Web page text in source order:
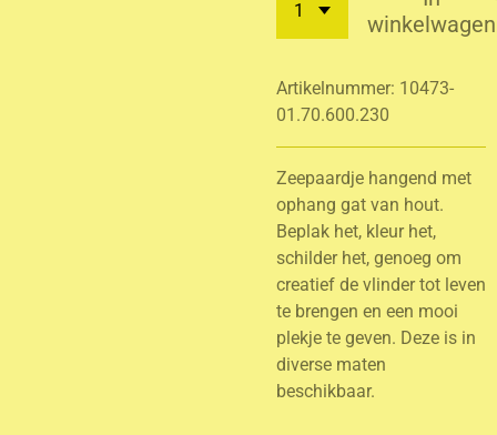
winkelwagen
Artikelnummer: 10473-
01.70.600.230
Zeepaardje hangend met
ophang gat van hout.
Beplak het, kleur het,
schilder het, genoeg om
creatief de vlinder tot leven
te brengen en een mooi
plekje te geven. Deze is in
diverse maten
beschikbaar.